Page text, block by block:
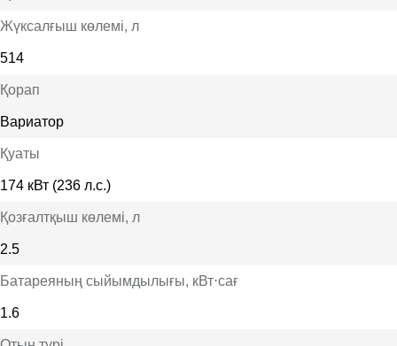
Жүксалғыш көлемі, л
514
Қорап
Вариатор
Қуаты
174 кВт (236 л.с.)
Қозғалтқыш көлемі, л
2.5
Батареяның сыйымдылығы, кВт⋅сағ
1.6